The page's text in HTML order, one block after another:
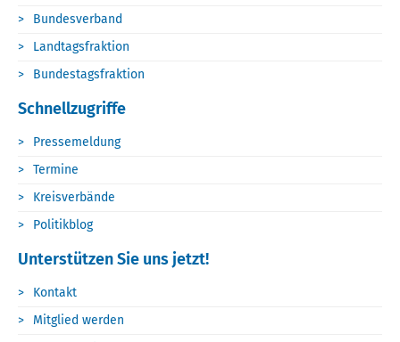
Bundesverband
Landtagsfraktion
Bundestagsfraktion
Schnellzugriffe
Pressemeldung
Termine
Kreisverbände
Politikblog
Unterstützen Sie uns jetzt!
Kontakt
Mitglied werden